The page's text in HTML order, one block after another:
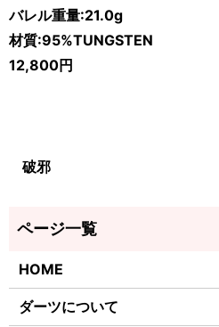
バレル重量:21.0g
材質:95%TUNGSTEN
12,800円
破邪
HOME
ダーツについて